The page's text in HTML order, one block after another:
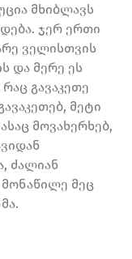
მხიბლავს
ჯერ ერთი
ველისთვის
და მერე ეს
გავაკეთე
მეტი
მოვახერხებ,
ძალიან
მეც